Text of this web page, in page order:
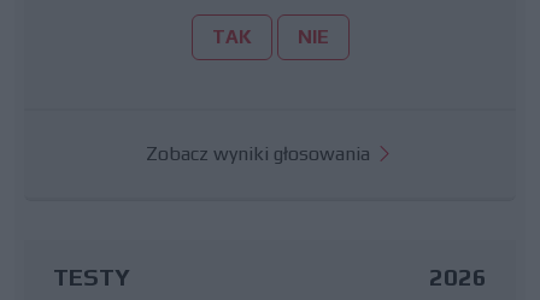
TAK NIE
Zobacz wyniki głosowania
TESTY 2026